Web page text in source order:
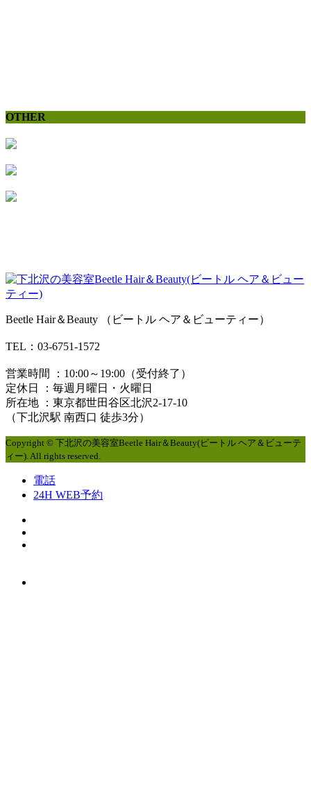
OTHER
Beetle Hair＆Beauty （ビートル ヘア＆ビューティー）
TEL：03-6751-1572
営業時間 ：10:00～19:00（受付終了）
定休日 ：毎週月曜日・火曜日
所在地 ：東京都世田谷区北沢2-17-10
（下北沢駅 南西口 徒歩3分）
Copyright © 下北沢の美容室Beetle Hair＆Beauty(ビートル ヘア＆ビューテ
ィー). All rights reserved.
電話
24H WEB予約